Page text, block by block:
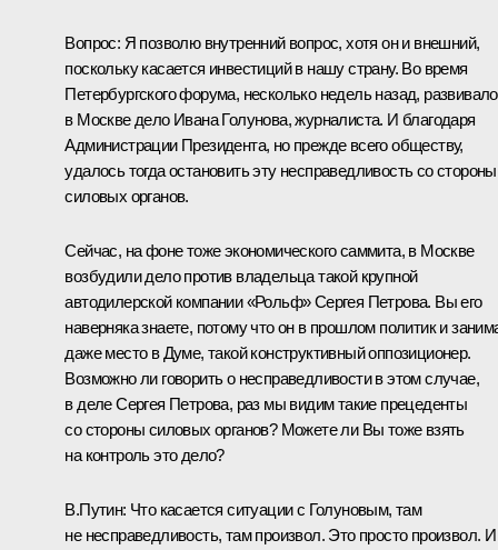
Вопрос: Я позволю внутренний вопрос, хотя он и внешний,
поскольку касается инвестиций в нашу страну. Во время
Петербургского форума, несколько недель назад,
в Москве дело Ивана Голунова, журналиста. И благодаря
Администрации Президента, но прежде всего обществу,
удалось тогда остановить эту несправедливость со стороны
силовых органов.
Сейчас, на фоне тоже экономического саммита, в Москве
возбудили дело против владельца такой крупной
автодилерской компании «Рольф» Сергея Петрова. Вы его
наверняка знаете, потому что он в прошлом политик и
даже место в Думе, такой конструктивный оппозиционер.
Возможно ли говорить о несправедливости в этом случае,
в деле Сергея Петрова, раз мы видим такие прецеденты
со стороны силовых органов? Можете ли Вы тоже взять
на контроль это дело?
В.Путин: Что касается ситуации с Голуновым, там
не несправедливость, там произвол. Это просто произвол.